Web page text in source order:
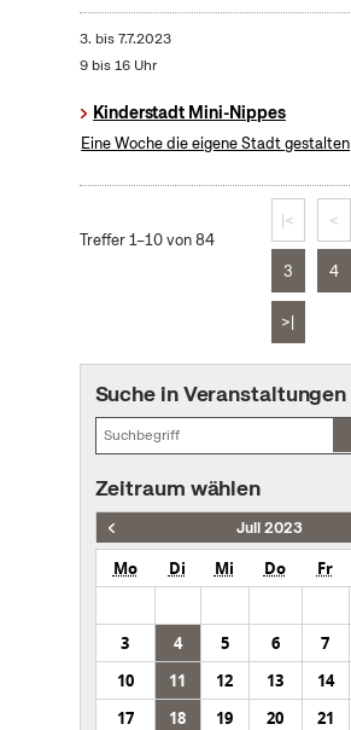
3. bis7.7.2023
9 bis 16 Uhr
Kinderstadt Mini-Nippes
Eine Woche die eigene Stadt gestalten
Treffer 1–10 von 84
|< <
3 4
>|
Suche in Veranstaltungen
Zeitraum wählen
Juli 2023
Mo Di Mi Do Fr
3
4 5 6 7
10
11 12 13 14
17
18 19 20 21